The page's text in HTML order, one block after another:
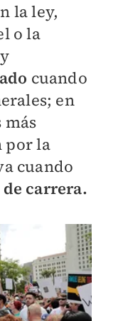
la ley,
o la
cuando
en
más
porla
cuando
carrera.